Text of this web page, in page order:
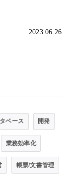
2023.06.26
ベース 開発
業務効率化
帳票/文書管理